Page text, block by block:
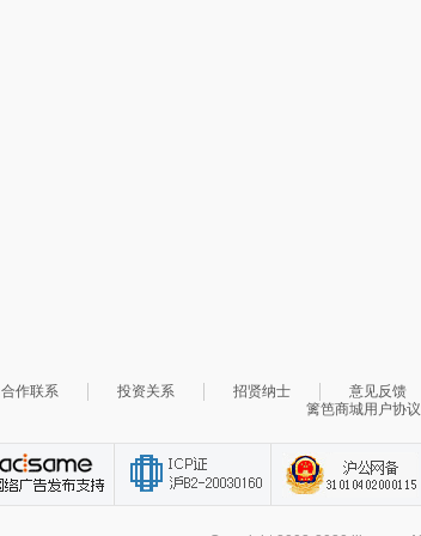
合作联系 投资关系 招贤纳士 意见反馈
篱笆商城用户协议